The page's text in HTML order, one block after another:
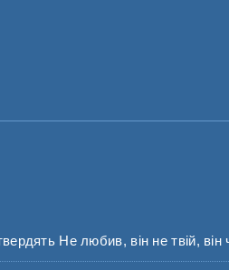
Не любив, він не твій, він